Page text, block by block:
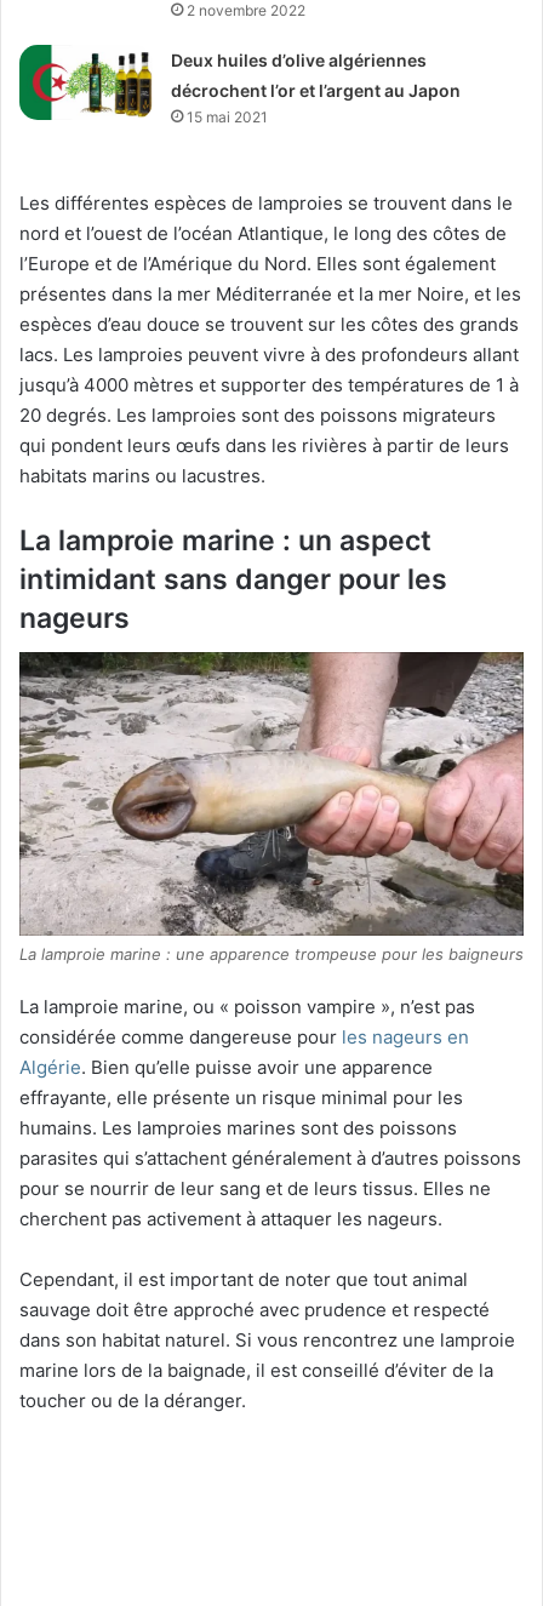
2 novembre 2022
Deux huiles d’olive algériennes
décrochent l’or et l’argent au Japon
15 mai 2021
Les différentes espèces de lamproies se trouvent dans le
nord et l’ouest de l’océan Atlantique, le long des côtes de
l’Europe et de l’Amérique du Nord. Elles sont également
présentes dans la mer Méditerranée et la mer Noire, et les
espèces d’eau douce se trouvent sur les côtes des grands
lacs. Les lamproies peuvent vivre à des profondeurs allant
jusqu’à 4000 mètres et supporter des températures de 1 à
20 degrés. Les lamproies sont des poissons migrateurs
qui pondent leurs œufs dans les rivières à partir de leurs
habitats marins ou lacustres.
La lamproie marine : un aspect
intimidant sans danger pour les
nageurs
La lamproie marine : une apparence trompeuse pour les baigneurs
La lamproie marine, ou « poisson vampire », n’est pas
considérée comme dangereuse pour les nageurs en
Algérie. Bien qu’elle puisse avoir une apparence
effrayante, elle présente un risque minimal pour les
humains. Les lamproies marines sont des poissons
parasites qui s’attachent généralement à d’autres poissons
pour se nourrir de leur sang et de leurs tissus. Elles ne
cherchent pas activement à attaquer les nageurs.
Cependant, il est important de noter que tout animal
sauvage doit être approché avec prudence et respecté
dans son habitat naturel. Si vous rencontrez une lamproie
marine lors de la baignade, il est conseillé d’éviter de la
toucher ou de la déranger.